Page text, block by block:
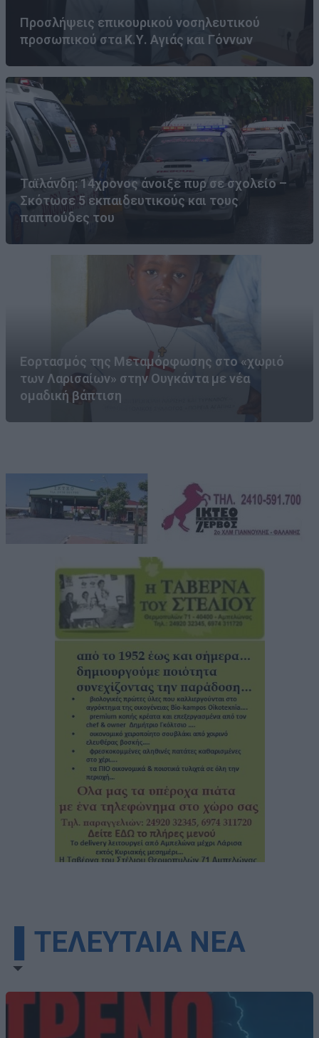
Προσλήψεις επικουρικού νοσηλευτικού
προσωπικού στα Κ.Υ. Αγιάς και Γόννων
Ταϊλάνδη: 14χρονος άνοιξε πυρ σε σχολείο –
Σκότωσε 5 εκπαιδευτικούς και τους
παππούδες του
Εορτασμός της Μεταμόρφωσης στο «χωριό
των Λαρισαίων» στην Ουγκάντα με νέα
ομαδική βάπτιση
▌ΤΕΛΕΥΤΑΙΑ ΝΕΑ